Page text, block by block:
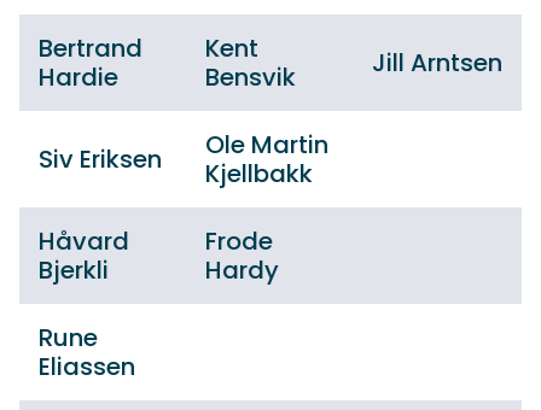
Bertrand
Hardie
Kent
Bensvik
Jill Arntsen
Siv Eriksen
Ole Martin
Kjellbakk
Håvard
Bjerkli
Frode
Hardy
Rune
Eliassen